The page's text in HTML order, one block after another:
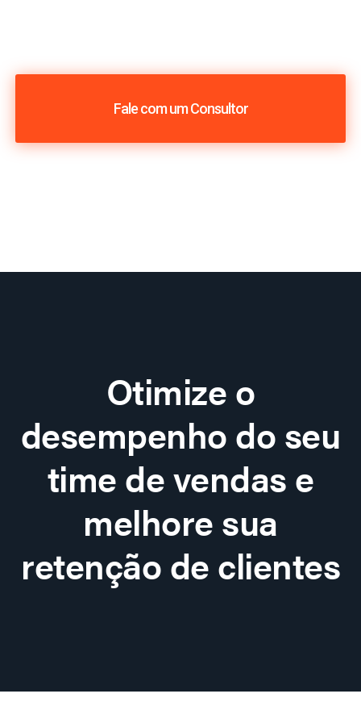
Fale com um Consultor
Otimize o
desempenho do seu
time de vendas e
melhore sua
retenção de clientes